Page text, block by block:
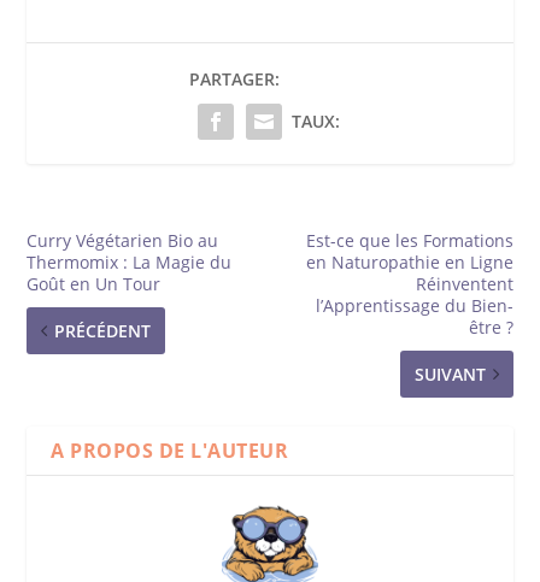
PARTAGER:
TAUX:
Curry Végétarien Bio au
Thermomix : La Magie du
Goût en Un Tour
PRÉCÉDENT
Est-ce que les Formations
en Naturopathie en Ligne
Réinventent
l’Apprentissage du Bien-
être ?
SUIVANT
A PROPOS DE L'AUTEUR